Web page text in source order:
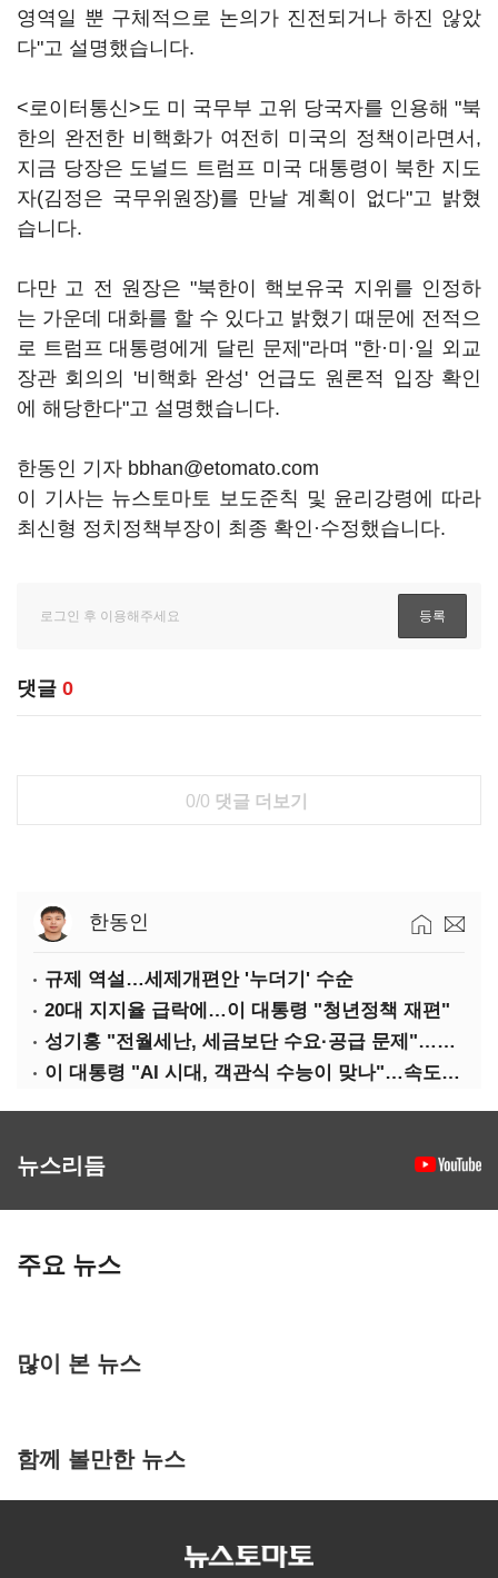
영역일 뿐 구체적으로 논의가 진전되거나 하진 않았
다"고 설명했습니다.
<로이터통신>도 미 국무부 고위 당국자를 인용해 "북
한의 완전한 비핵화가 여전히 미국의 정책이라면서,
지금 당장은 도널드 트럼프 미국 대통령이 북한 지도
자(김정은 국무위원장)를 만날 계획이 없다"고 밝혔
습니다.
다만 고 전 원장은 "북한이 핵보유국 지위를 인정하
는 가운데 대화를 할 수 있다고 밝혔기 때문에 전적으
로 트럼프 대통령에게 달린 문제"라며 "한·미·일 외교
장관 회의의 '비핵화 완성' 언급도 원론적 입장 확인
에 해당한다"고 설명했습니다.
한동인 기자 bbhan@etomato.com
이 기사는 뉴스토마토 보도준칙 및 윤리강령에 따라
최신형 정치정책부장이 최종 확인·수정했습니다.
댓글 0
0/0 댓글 더보기
한동인
규제 역설…세제개편안 '누더기' 수순
20대 지지율 급락에…이 대통령 "청년정책 재편"
성기홍 "전월세난, 세금보단 수요·공급 문제"…닥공 시사
이 대통령 "AI 시대, 객관식 수능이 맞나"…속도전 '경계'
뉴스리듬
주요 뉴스
많이 본 뉴스
함께 볼만한 뉴스